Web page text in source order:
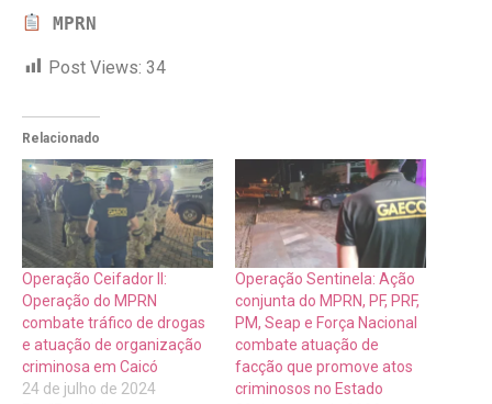
MPRN
Post Views: 34
Relacionado
Operação Ceifador II:
Operação do MPRN
combate tráfico de drogas
e atuação de organização
criminosa em Caicó
24 de julho de 2024
Operação Sentinela: Ação
conjunta do MPRN, PF, PRF,
PM, Seap e Força Nacional
combate atuação de
facção que promove atos
criminosos no Estado